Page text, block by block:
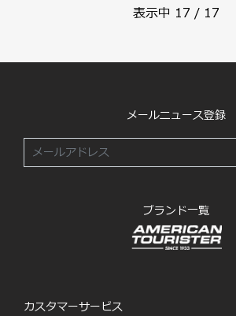
表示中 17 / 17
メールニュース登録
ブランド一覧
カスタマーサービス